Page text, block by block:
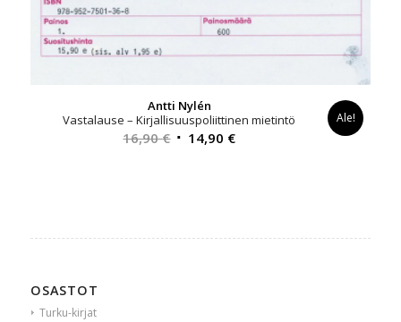
Antti Nylén
Vastalause – Kirjallisuuspoliittinen mietintö
16,90€ Alkuperäinen
14,90 €Nykyinen
Ale!
OSASTOT
Turku-kirjat